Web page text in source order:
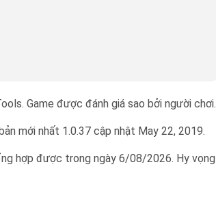
Game được đánh giá sao bởi người chơi.
mới nhất 1.0.37 cập nhật May 22, 2019.
hợp được trong ngày 6/08/2026. Hy vọng